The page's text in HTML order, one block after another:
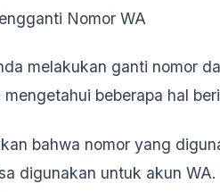
Nomor WA
melakukan ganti nomor
beberapa hal
bahwa nomor yang
digunakan untuk akun WA.